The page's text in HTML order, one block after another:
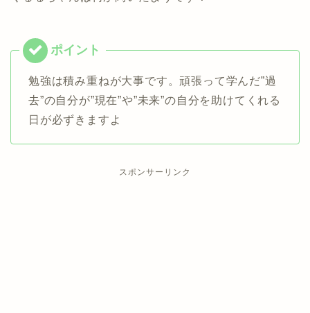
勉強は積み重ねが大事です。頑張って学んだ”過
去”の自分が”現在”や”未来”の自分を助けてくれる
日が必ずきますよ
スポンサーリンク